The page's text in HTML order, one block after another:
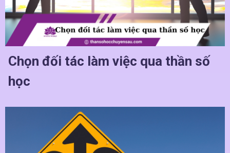
Chọn đối tác làm việc qua thần số
học